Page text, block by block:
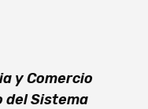
y Comercio
del Sistema